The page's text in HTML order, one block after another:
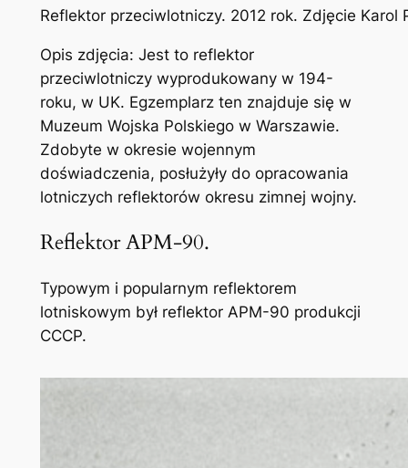
Reflektor przeciwlotniczy. 2012 rok. Zdjęcie Karol
Opis zdjęcia: Jest to reflektor
przeciwlotniczy wyprodukowany w 194-
roku, w UK. Egzemplarz ten znajduje się w
Muzeum Wojska Polskiego w Warszawie.
Zdobyte w okresie wojennym
doświadczenia, posłużyły do opracowania
lotniczych reflektorów okresu zimnej wojny.
Reflektor APM-90.
Typowym i popularnym reflektorem
lotniskowym był reflektor APM-90 produkcji
CCCP.